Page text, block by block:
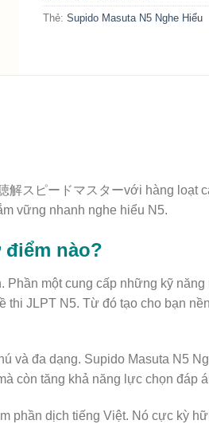
Thẻ:Supido Masuta N5 Nghe Hiểu
スピードマスターvới hàng loạt
vững nhanh nghe hiểu N5.
điểm nào?
một cung cấp những kỹ
JLPT N5. Từ đó tạo cho bạn
và đa dạng. Supido Masuta N5
còn tăng khả năng lực chọn đáp
phần dịch tiếng Việt. Nó cực kỳ